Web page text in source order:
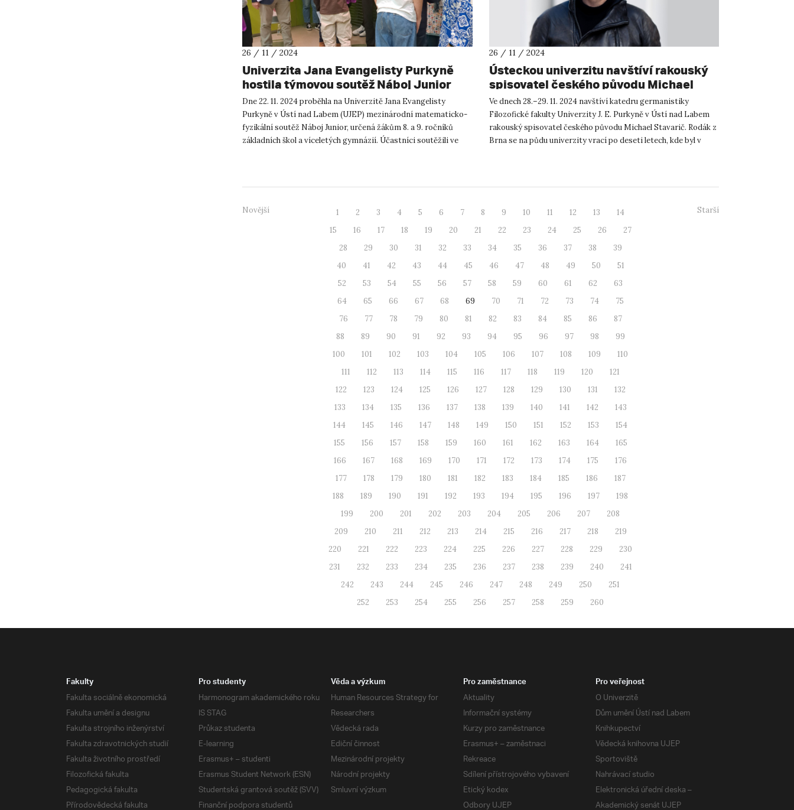
26 / 11 / 2024
Univerzita Jana Evangelisty Purkyně
hostila týmovou soutěž Náboj Junior
Dne 22. 11. 2024 proběhla na Univerzitě Jana Evangelisty
Purkyně v Ústí nad Labem (UJEP) mezinárodní matematicko-
fyzikální soutěž Náboj Junior, určená žákům 8. a 9. ročníků
základních škol a víceletých gymnázií. Účastníci soutěžili ve
26 / 11 / 2024
Ústeckou univerzitu navštíví rakouský
spisovatel českého původu Michael
Stavarič
Ve dnech 28.–29. 11. 2024 navštíví katedru germanistiky
Filozofické fakulty Univerzity J. E. Purkyně v Ústí nad Labem
rakouský spisovatel českého původu Michael Stavarič. Rodák z
Brna se na půdu univerzity vrací po deseti letech, kde byl v
Novější 1 2 3 4 5 6 7 8 9 10 11 12 13
14
15
16 17 18 19 20 21 22 23 24 25 26
27
28
29 30 31 32 33 34 35 36 37 38
39
40
41 42 43 44 45 46 47 48 49 50
51
52
53 54 55 56 57 58 59 60 61 62
63
64
65 66 67 68 69 70 71 72 73 74
75
76
77 78 79 80 81 82 83 84 85 86
87
88
89 90 91 92 93 94 95 96 97 98
99
100
101 102 103 104 105 106 107 108 109
110
111
112 113 114 115 116 117 118 119 120
121
122
123 124 125 126 127 128 129 130 131
132
133
134 135 136 137 138 139 140 141 142
143
144
145 146 147 148 149 150 151 152 153
154
155
156 157 158 159 160 161 162 163 164
165
166
167 168 169 170 171 172 173 174 175
176
177
178 179 180 181 182 183 184 185 186
187
188
189 190 191 192 193 194 195 196 197
198
199
200 201 202 203 204 205 206 207
208
209
210 211 212 213 214 215 216 217 218
219
220
221 222 223 224 225 226 227 228 229
230
231
232 233 234 235 236 237 238 239 240
241
242
243 244 245 246 247 248 249 250
251
252
253 254 255 256 257 258 259 260
Starší
Fakulty
Fakulta sociálně ekonomická
Fakulta umění a designu
Fakulta strojního inženýrství
Fakulta zdravotnických studií
Fakulta životního prostředí
Filozofická fakulta
Pedagogická fakulta
Přírodovědecká fakulta
Pro studenty
Harmonogram akademického roku
IS STAG
Průkaz studenta
E-learning
Erasmus+ – studenti
Erasmus Student Network (ESN)
Studentská grantová soutěž (SVV)
Finanční podpora studentů
Věda a výzkum
Human Resources Strategy for
Researchers
Vědecká rada
Ediční činnost
Mezinárodní projekty
Národní projekty
Smluvní výzkum
Pro zaměstnance
Aktuality
Informační systémy
Kurzy pro zaměstnance
Erasmus+ – zaměstnaci
Rekreace
Sdílení přístrojového vybavení
Etický kodex
Odbory UJEP
Pro veřejnost
O Univerzitě
Dům umění Ústí nad Labem
Knihkupectví
Vědecká knihovna UJEP
Sportoviště
Nahrávací studio
Elektronická úřední deska –
Akademický senát UJEP